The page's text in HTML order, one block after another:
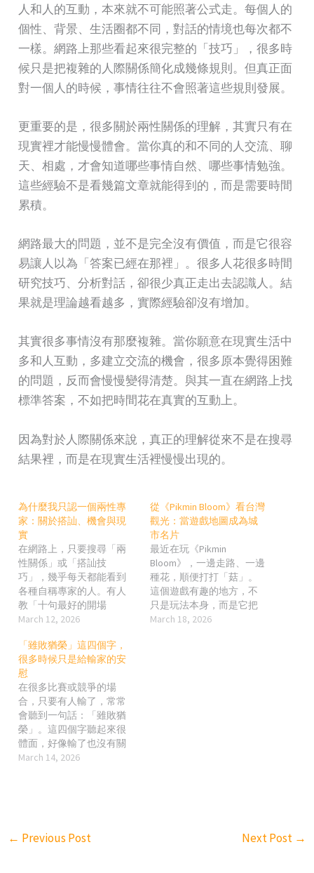
人和人的互動，本來就不可能照著公式走。每個人的
個性、背景、生活圈都不同，對話的情境也每次都不
一樣。網路上那些看起來很完整的「技巧」，很多時
候只是把複雜的人際關係簡化成幾條規則。但真正面
對一個人的時候，事情往往不會照著這些規則發展。
更重要的是，很多關於兩性關係的理解，其實只有在
現實裡才能慢慢體會。當你真的和不同的人交流、聊
天、相處，才會知道哪些事情自然、哪些事情勉強。
這些經驗不是看幾篇文章就能得到的，而是需要時間
累積。
網路最大的問題，並不是完全沒有價值，而是它很容
易讓人以為「答案已經在那裡」。很多人花很多時間
研究技巧、分析對話，卻很少真正走出去認識人。結
果就是理論越看越多，實際經驗卻沒有增加。
其實很多事情沒有那麼複雜。當你願意在現實生活中
多和人互動，多建立交流的機會，很多原本覺得困難
的問題，反而會慢慢變得清楚。與其一直在網路上找
標準答案，不如把時間花在真實的互動上。
因為對於人際關係來說，真正的理解從來不是在搜尋
結果裡，而是在現實生活裡慢慢出現的。
為什麼我只認一個兩性專
家：關於搭訕、機會與現
實
在網路上，只要搜尋「兩
性關係」或「搭訕技
巧」，幾乎每天都能看到
各種自稱專家的人。有人
教「十句最好的開場
白」，有人整理「女生打
分享「聊天不句點的十種
技巧」。看起來好像很完
整，甚至像是一套可以照
著操作的流程。 但只要稍
微想一下，就會發現一個
很簡單的問題：現實生活
根本不是這樣運作的。 人
和人之間的互動，本來就
是即時的、變動的。對方
板，一旦對方的反應沒有
March 12, 2026
從《Pikmin Bloom》看台灣
觀光：當遊戲地圖成為城
市名片
最近在玩《Pikmin
Bloom》，一邊走路、一邊
種花，順便打打「菇」。
這個遊戲有趣的地方，不
只是玩法本身，而是它把
現實世界的地點轉成遊戲
地玩《Pikmin Bloom》。她
March 18, 2026
「雖敗猶榮」這四個字，
很多時候只是給輸家的安
慰
在很多比賽或競爭的場
合，只要有人輸了，常常
會聽到一句話：「雖敗猶
榮」。這四個字聽起來很
體面，好像輸了也沒有關
係，因為至少過程值得尊
有成功也有失敗。結果本
March 14, 2026
← Previous Post Next Post →